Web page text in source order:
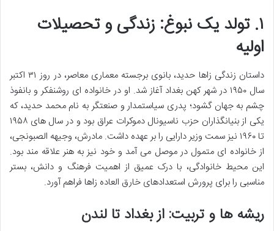
۱. تولد یک نبوغ: زندگی و تحصیلات
اولیه
داستان زندگی زاها حدید، بانوی برجسته معماری معاصر، در روز ۳۱ اکتبر
سال ۱۹۵۰ در شهر کهن بغداد آغاز شد. او در خانواده ای روشنفکر و بانفوذ
چشم به جهان گشود؛ پدری سیاستمدار و صنعتگر به نام محمد حدید، که
یکی از بنیانگذاران حزب ناسیونال دموکرات عراق بود و در سال های ۱۹۵۸
تا ۱۹۶۰ نیز سمت وزیر دارایی را بر عهده داشت. مادرش، وجیهه الصبونجی،
از خانواده ای متمول در موصل می آمد و خود نیز به هنر علاقه مند بود.
این محیط خانوادگی، با درک عمیق از اهمیت فرهنگ و دانش، بستر
مناسبی را برای پرورش استعدادهای خارق العاده زاها فراهم آورد.
ریشه ها و تربیت: از بغداد تا لندن